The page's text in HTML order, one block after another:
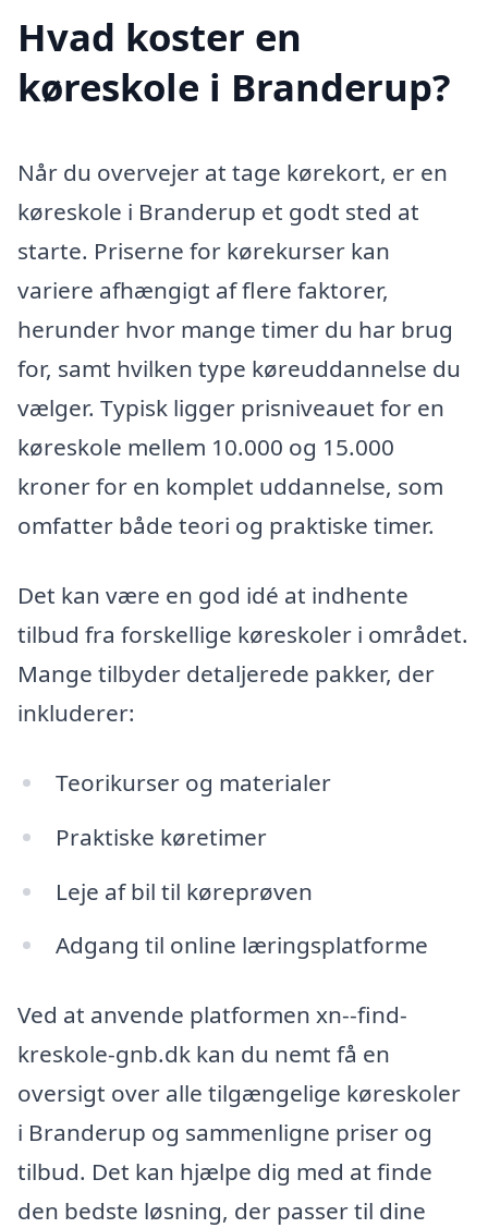
Hvad koster en
køreskole i Branderup?
Når du overvejer at tage kørekort, er en
køreskole i Branderup et godt sted at
starte. Priserne for kørekurser kan
variere afhængigt af flere faktorer,
herunder hvor mange timer du har brug
for, samt hvilken type køreuddannelse du
vælger. Typisk ligger prisniveauet for en
køreskole mellem 10.000 og 15.000
kroner for en komplet uddannelse, som
omfatter både teori og praktiske timer.
Det kan være en god idé at indhente
tilbud fra forskellige køreskoler i området.
Mange tilbyder detaljerede pakker, der
inkluderer:
Teorikurser og materialer
Praktiske køretimer
Leje af bil til køreprøven
Adgang til online læringsplatforme
Ved at anvende platformen xn--find-
kreskole-gnb.dk kan du nemt få en
oversigt over alle tilgængelige køreskoler
i Branderup og sammenligne priser og
tilbud. Det kan hjælpe dig med at finde
den bedste løsning, der passer til dine